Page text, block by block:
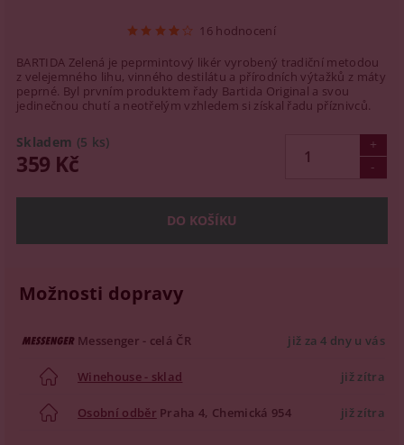
16 hodnocení
BARTIDA Zelená je peprmintový likér vyrobený tradiční metodou
z velejemného lihu, vinného destilátu a přírodních výtažků z máty
peprné. Byl prvním produktem řady Bartida Original a svou
jedinečnou chutí a neotřelým vzhledem si získal řadu příznivců.
Skladem (5 ks)
359 Kč
Možnosti dopravy
Messenger - celá ČR již za 4 dny u vás
Winehouse - sklad již zítra
Osobní odběr Praha 4, Chemická 954 již zítra